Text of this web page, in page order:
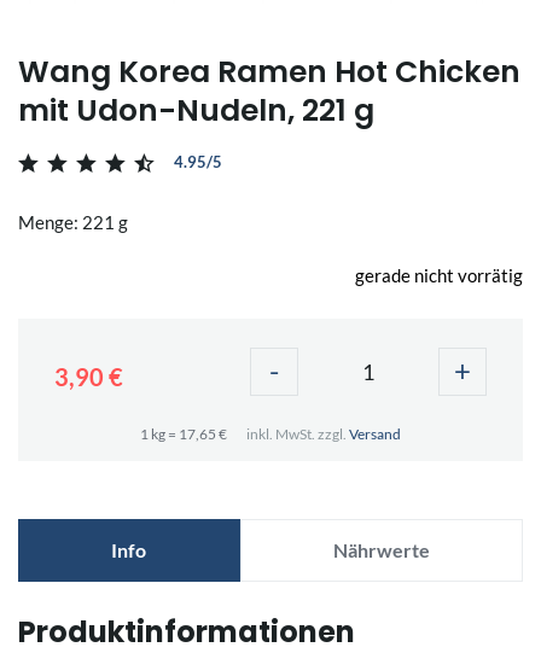
Wang Korea Ramen Hot Chicken
mit Udon-Nudeln, 221 g
4.95/5
Menge: 221 g
gerade nicht vorrätig
3,90 € - +
1 kg = 17,65 € inkl. MwSt. zzgl. Versand
Info Nährwerte
Produktinformationen